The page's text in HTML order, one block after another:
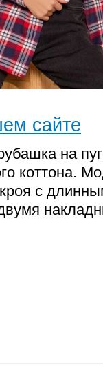
сайте
на
коттона.
с